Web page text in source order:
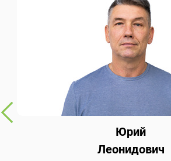
Юрий
Леонидович